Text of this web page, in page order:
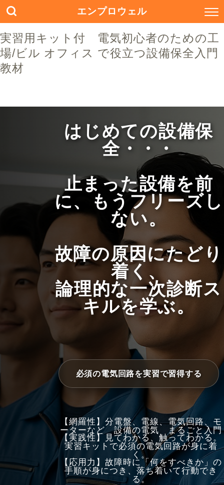
エンプロウェル
実習用キット付 電気初心者のための工
場/ビル オフィス で役立つ設備保全入門
教材
はじめての設備保
全・・・
止まった設備を前
に、もうフリーズし
ない。
故障の原因にたどり
着く、
論理的な一次診断ス
キルを学ぶ。
必須の電気回路を実習で習得する
【網羅性】分電盤、電線、電気回路、モ
ーターなど 設備の電気 まるごと入門
【実践性】見てわかる、触ってわかる。
実習キットで必須の電気回路が身に着
く。
【応用力】故障時に「何をすべきか」の
手順が身につき、落ち着いて行動でき
る。